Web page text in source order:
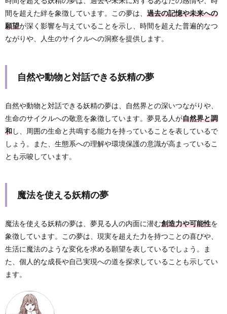
間を超えた絆を象徴しています。この夢は、 過去の記憶や未来への
願望が深く影響を与えていることを示し、時間を超えた普遍的なつ
ながりや、人生のサイクルへの洞察を提供します。
自然や動物と対話できる妖精の夢
自然や動物と対話できる妖精の夢は、自然界との深いつながりや、
生命のサイクルへの敬意を象徴しています。夢見る人が自然界と調
和し、周囲の生命と共鳴する能力を持っていることを表しているで
しょう。また、生態系への理解や環境保護の意識が高まっているこ
とも示唆しています。
魔法を使える妖精の夢
魔法を使える妖精の夢は、夢見る人の内面に潜む創造力や可能性を
象徴しています。この夢は、現実を超えた力を持つことの喜びや、
生活に魔法のような変化を求める願望を表しているでしょう。ま
た、個人的な成長や自己実現への道を探求していることも示してい
ます。